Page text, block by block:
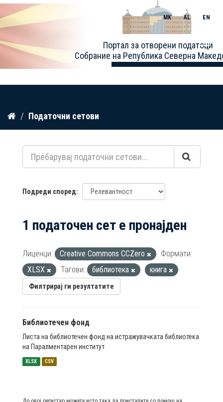
Прескокнете
содржина
Портал за отворени податоци
Собрание на Република Северна
MK AL EN
Toggle
Податочни сетови
Подреди според
1 податочен сет е пронајден
Лиценци: Creative Commons CCZero
Формати:
XLSX
Тагови: библиотека книга
Филтрирај ги резултатите
Библиотечен фонд
Листа на библиотечен фонд на истражувачката библиотека
на Паралментарен институт
XLSX CSV